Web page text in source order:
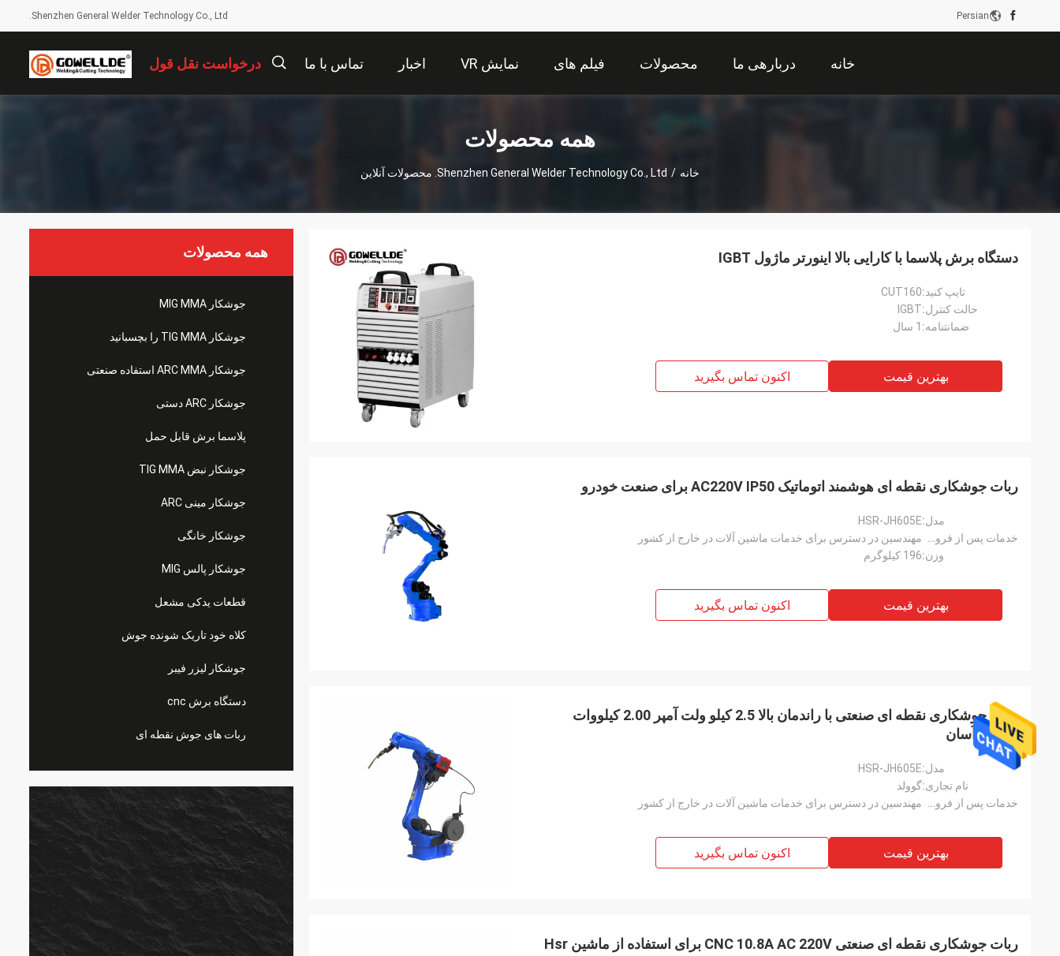
Shenzhen General Welder Technology Co., Ltd. Persian
خانه دربارهی ما محصولات فیلم های نمایش VR اخبار تماس با ما درخواست نقل قول
همه محصولات
خانه / Shenzhen General Welder Technology Co., Ltd. محصولات آنلاین
همه محصولات
جوشکار MIG MMA
جوشکار TIG MMA را بچسبانید
جوشکار ARC MMA استفاده صنعتی
جوشکار ARC دستی
پلاسما برش قابل حمل
جوشکار نبض TIG MMA
جوشکار مینی ARC
جوشکار خانگی
جوشکار پالس MIG
قطعات یدکی مشعل
کلاه خود تاریک شونده جوش
جوشکار لیزر فیبر
دستگاه برش cnc
ربات های جوش نقطه ای
دستگاه برش پلاسما با کارایی بالا اینورتر ماژول IGBT
تایپ کنید:CUT160
حالت کنترل:IGBT
ضمانتنامه: 1 سال
بهترین قیمت اکنون تماس بگیرید
ربات جوشکاری نقطه ای هوشمند اتوماتیک AC220V IP50 برای صنعت خودرو
مدل:HSR-JH605E
خدمات پس از فروش ارائه شده است: مهندسین در دسترس برای خدمات ماشین آلات در خارج از کشور
وزن:196 کیلوگرم
بهترین قیمت اکنون تماس بگیرید
ربات جوشکاری نقطه ای صنعتی با راندمان بالا 2.5 کیلو ولت آمپر 2.00 کیلووات
کارکرد آسان
مدل:HSR-JH605E
نام تجاری:گوولد
خدمات پس از فروش ارائه شده است: مهندسین در دسترس برای خدمات ماشین آلات در خارج از کشور
بهترین قیمت اکنون تماس بگیرید
ربات جوشکاری نقطه ای صنعتی CNC 10.8A AC 220V برای استفاده از ماشین Hsr